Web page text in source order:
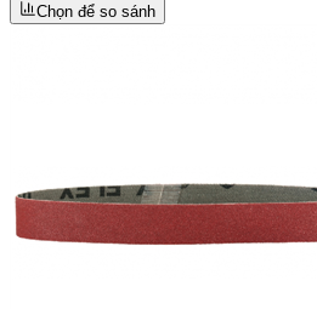
Chọn để so sánh